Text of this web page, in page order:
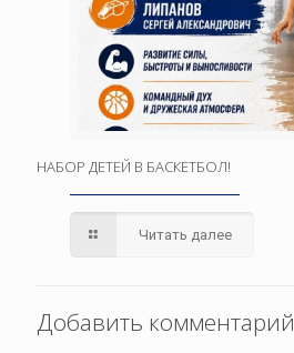
НАБОР ДЕТЕЙ В БАСКЕТБОЛ!
Читать далее
Добавить комментарий